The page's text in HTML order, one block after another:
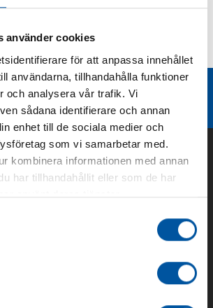
använder cookies
för att anpassa innehållet
användarna, tillhandahålla funktioner
och analysera vår trafik. Vi
sådana identifierare och annan
enhet till de sociala medier och
som vi samarbetar med.
kombinera informationen med annan
har tillhandahållit eller som de har
använt deras tjänster.